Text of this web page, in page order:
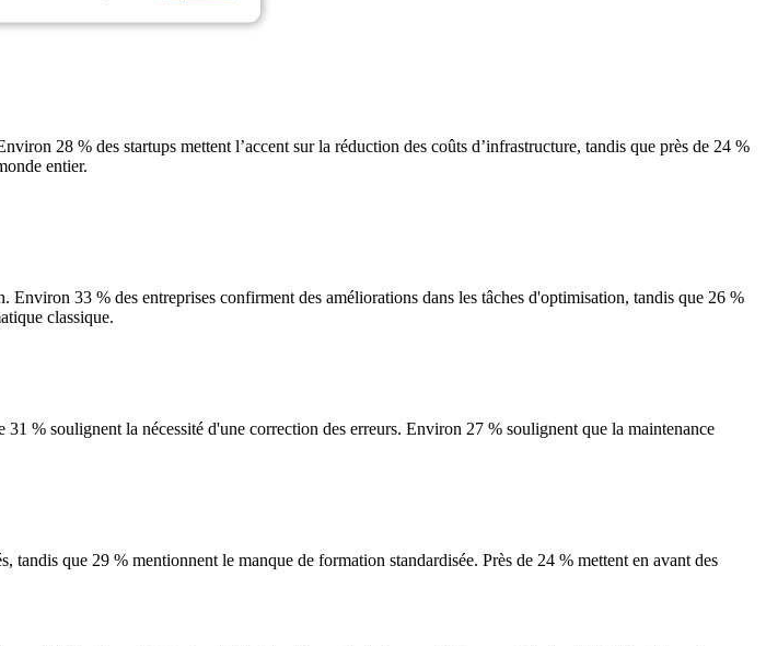
28 % des startups mettent l’accent sur la réduction des coûts d’infrastructure, tandis que près de 24 %
entier.
33 % des entreprises confirment des améliorations dans les tâches d'optimisation, tandis que 26 %
classique.
% soulignent la nécessité d'une correction des erreurs. Environ 27 % soulignent que la maintenance
que 29 % mentionnent le manque de formation standardisée. Près de 24 % mettent en avant des